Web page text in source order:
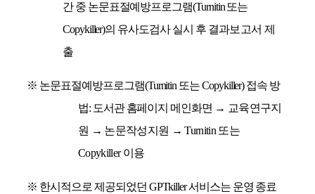
간 중 논문표절예방프로그램(Turnitin 또는
Copykiller)의 유사도검사 실시 후 결과보고서 제
출
※ 논문표절예방프로그램(Turnitin 또는Copykiller)접속 방
법: 도서관 홈페이지 메인화면 → 교육연구지
원 → 논문작성지원 →Turnitin 또는
Copykiller이용
※ 한시적으로 제공되었던 GPTkiller서비스는 운영 종료